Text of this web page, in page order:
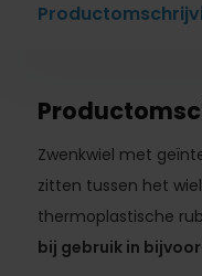
Zwenkwiel met
zitten tussen het
thermoplastische
bij gebruik in